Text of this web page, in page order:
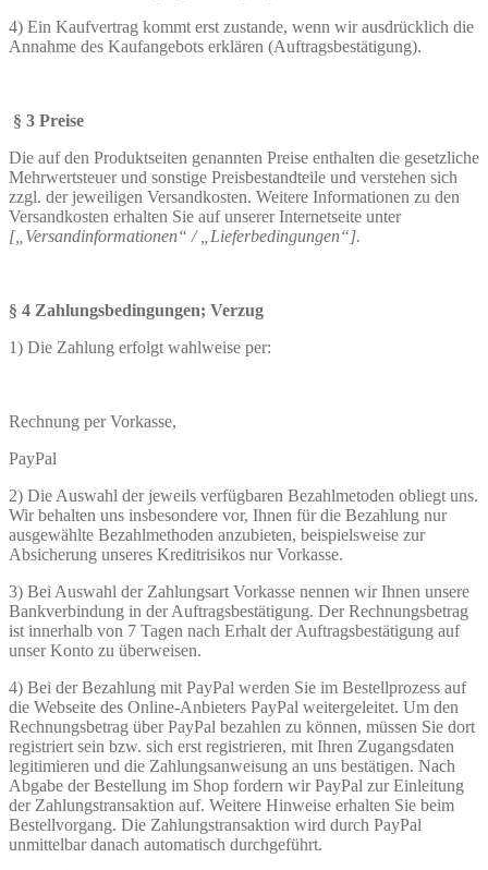
4) Ein Kaufvertrag kommt erst zustande, wenn wir ausdrücklich die
Annahme des Kaufangebots erklären (Auftragsbestätigung).
§ 3 Preise
Die auf den Produktseiten genannten Preise enthalten die gesetzliche
Mehrwertsteuer und sonstige Preisbestandteile und verstehen sich
zzgl. der jeweiligen Versandkosten. Weitere Informationen zu den
Versandkosten erhalten Sie auf unserer Internetseite unter
[„Versandinformationen“ / „Lieferbedingungen“].
§ 4 Zahlungsbedingungen; Verzug
1) Die Zahlung erfolgt wahlweise per:
Rechnung per Vorkasse,
PayPal
2) Die Auswahl der jeweils verfügbaren Bezahlmetoden obliegt uns.
Wir behalten uns insbesondere vor, Ihnen für die Bezahlung nur
ausgewählte Bezahlmethoden anzubieten, beispielsweise zur
Absicherung unseres Kreditrisikos nur Vorkasse.
3) Bei Auswahl der Zahlungsart Vorkasse nennen wir Ihnen unsere
Bankverbindung in der Auftragsbestätigung. Der Rechnungsbetrag
ist innerhalb von 7 Tagen nach Erhalt der Auftragsbestätigung auf
unser Konto zu überweisen.
4) Bei der Bezahlung mit PayPal werden Sie im Bestellprozess auf
die Webseite des Online-Anbieters PayPal weitergeleitet. Um den
Rechnungsbetrag über PayPal bezahlen zu können, müssen Sie dort
registriert sein bzw. sich erst registrieren, mit Ihren Zugangsdaten
legitimieren und die Zahlungsanweisung an uns bestätigen. Nach
Abgabe der Bestellung im Shop fordern wir PayPal zur Einleitung
der Zahlungstransaktion auf. Weitere Hinweise erhalten Sie beim
Bestellvorgang. Die Zahlungstransaktion wird durch PayPal
unmittelbar danach automatisch durchgeführt.